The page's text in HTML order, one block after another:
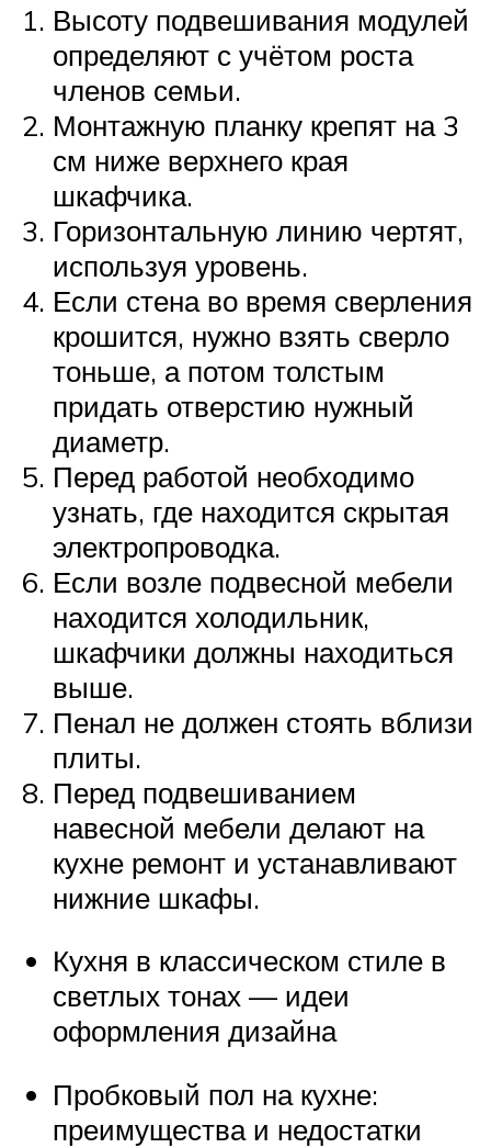
Высоту подвешивания модулей
определяют с учётом роста
членов семьи.
Монтажную планку крепят на 3
см ниже верхнего края
шкафчика.
Горизонтальную линию чертят,
используя уровень.
Если стена во время сверления
крошится, нужно взять сверло
тоньше, а потом толстым
придать отверстию нужный
диаметр.
Перед работой необходимо
узнать, где находится скрытая
электропроводка.
Если возле подвесной мебели
находится холодильник,
шкафчики должны находиться
выше.
Пенал не должен стоять вблизи
плиты.
Перед подвешиванием
навесной мебели делают на
кухне ремонт и устанавливают
нижние шкафы.
Кухня в классическом стиле в
светлых тонах — идеи
оформления дизайна
Пробковый пол на кухне:
преимущества и недостатки